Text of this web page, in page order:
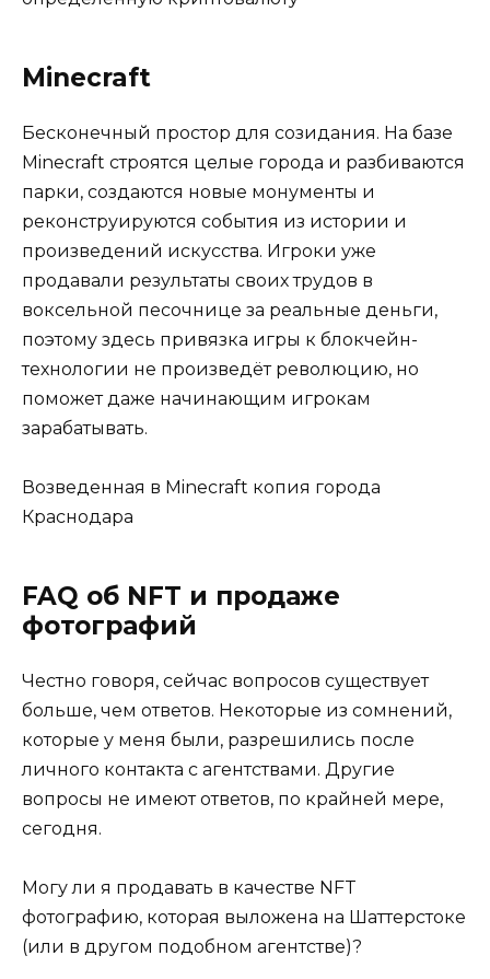
Minecraft
Бесконечный простор для созидания. На базе
Minecraft строятся целые города и разбиваются
парки, создаются новые монументы и
реконструируются события из истории и
произведений искусства. Игроки уже
продавали результаты своих трудов в
воксельной песочнице за реальные деньги,
поэтому здесь привязка игры к блокчейн-
технологии не произведёт революцию, но
поможет даже начинающим игрокам
зарабатывать.
Возведенная в Minecraft копия города
Краснодара
FAQ об NFT и продаже
фотографий
Честно говоря, сейчас вопросов существует
больше, чем ответов. Некоторые из сомнений,
которые у меня были, разрешились после
личного контакта с агентствами. Другие
вопросы не имеют ответов, по крайней мере,
сегодня.
Могу ли я продавать в качестве NFT
фотографию, которая выложена на Шаттерстоке
(или в другом подобном агентстве)?